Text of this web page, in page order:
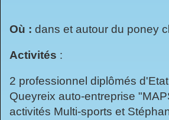
Où : dans et autour du poney
Activités :
2 professionnel diplômés
Queyreix auto-entreprise
activités Multi-sports et